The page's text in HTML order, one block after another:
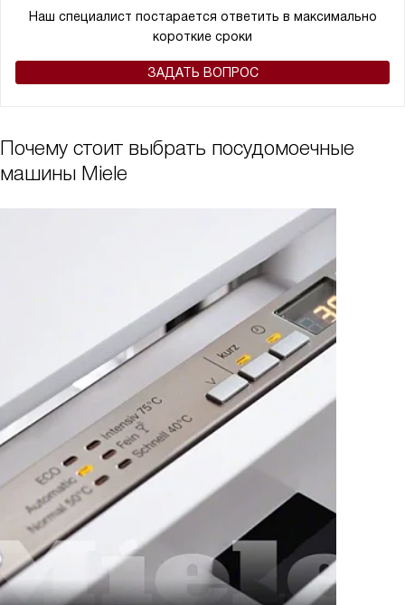
Наш специалист постарается ответить в максимально
короткие сроки
ЗАДАТЬ ВОПРОС
Почему стоит выбрать посудомоечные
машины Miele